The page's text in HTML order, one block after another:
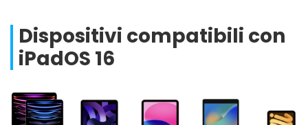
Dispositivi compatibili con
iPadOS 16